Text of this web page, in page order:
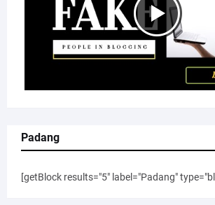
Padang
[getBlock results="5" label="Padang"